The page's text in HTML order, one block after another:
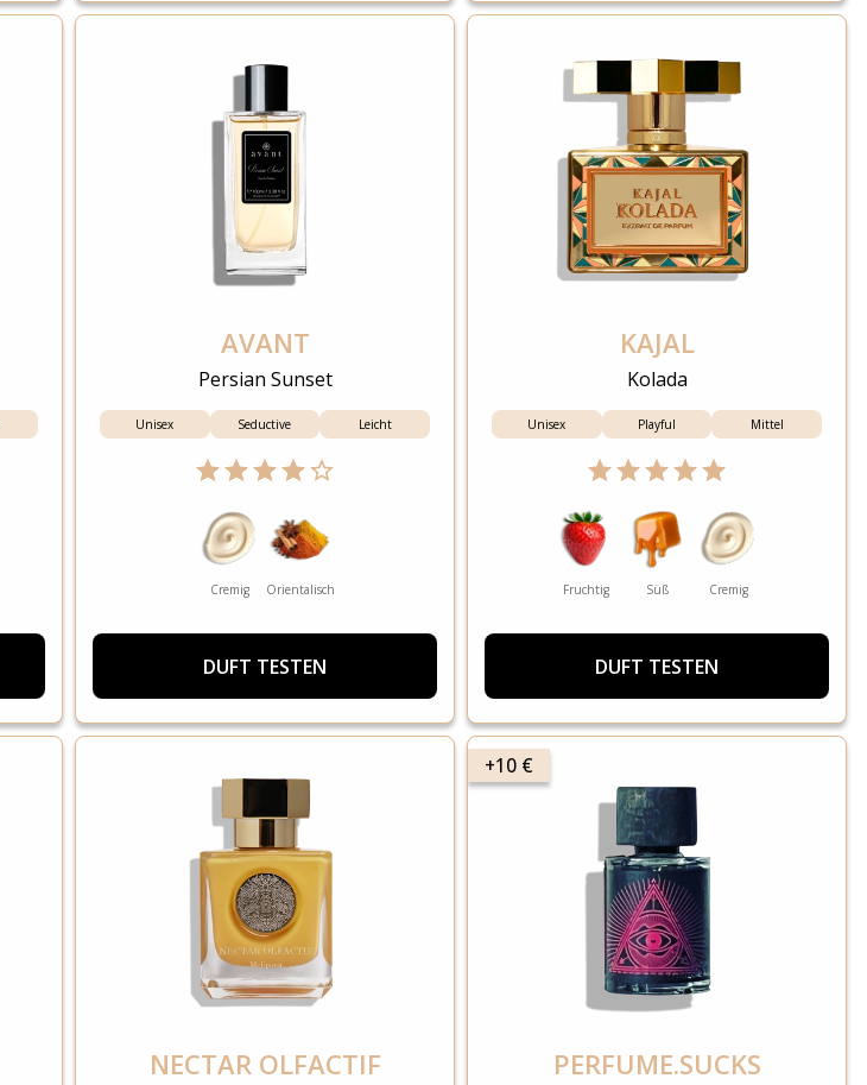
AVANT
Persian Sunset
Unisex Seductive Leicht
Cremig Orientalisch
DUFT TESTEN
KAJAL
Kolada
Unisex Playful Mittel
Fruchtig Süß Cremig
DUFT TESTEN
NECTAR OLFACTIF
+10 €
PERFUME.SUCKS